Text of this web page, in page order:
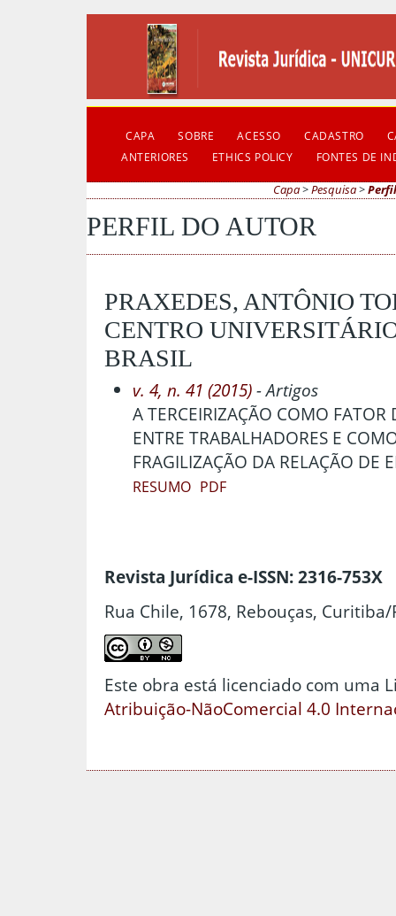
CAPA SOBRE ACESSO CADASTRO
ANTERIORES
ETHICS POLICY FONTES DE
Capa>Pesquisa>
PERFIL DO AUTOR
PRAXEDES, ANTÔNIO
CENTRO
BRASIL
v. 4, n. 41 (2015)- Artigos
A TERCEIRIZAÇÃO COMO
ENTRE TRABALHADORES E
FRAGILIZAÇÃO DA RELAÇÃO DE
RESUMO PDF
Revista Jurídica e-ISSN: 2316-753X
Rua Chile, 1678, Rebouças, Curitiba/
Este obra está licenciado com uma
Atribuição-NãoComercial 4.0